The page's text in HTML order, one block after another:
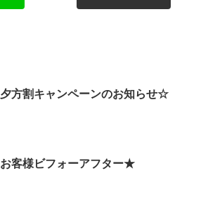
夕方割キャンペーンのお知らせ☆
お客様ビフォーアフター★